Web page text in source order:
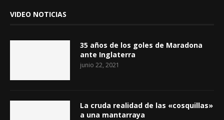
VIDEO NOTICIAS
35 años de los goles de Maradona
ante Inglaterra
junio 22, 2021
La cruda realidad de las «cosquillas»
a una mantarraya